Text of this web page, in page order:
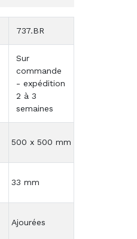
737.BR
Sur
commande
- expédition
2 à 3
semaines
500 x 500 mm
33 mm
Ajourées